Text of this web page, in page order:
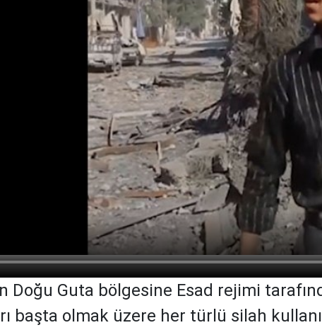
Doğu Guta bölgesine Esad rejimi
başta olmak üzere her türlü silah